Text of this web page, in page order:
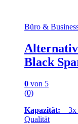
Büro &
Black
0 von 5
(0)
Kapazität: 3x
Qualität